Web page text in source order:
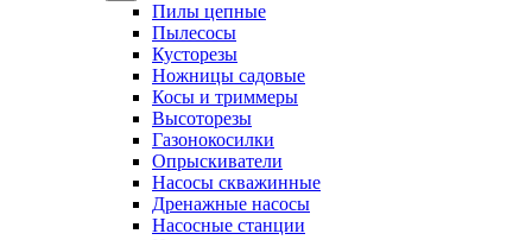
Пилы цепные
Пылесосы
Кусторезы
Ножницы садовые
Косы и триммеры
Высоторезы
Газонокосилки
Опрыскиватели
Насосы скважинные
Дренажные насосы
Насосные станции